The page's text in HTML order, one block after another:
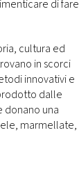
di fare
cultura ed
in scorci
innovativi e
dalle
donano una
marmellate,